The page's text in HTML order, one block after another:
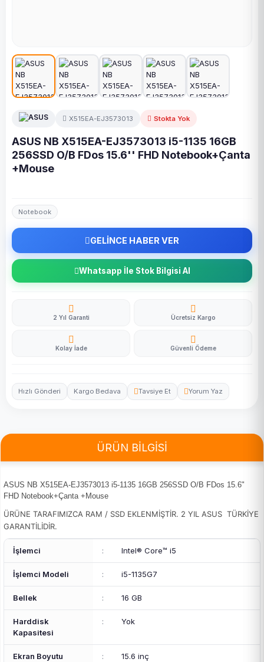
X515EA-EJ3573013 Stokta Yok
ASUS NB X515EA-EJ3573013 i5-1135 16GB
256SSD O/B FDos 15.6'' FHD Notebook+Çanta
+Mouse
Notebook
GELİNCE HABER VER
Whatsapp İle Stok Bilgisi Al
2 Yıl Garanti Ücretsiz Kargo
Kolay İade Güvenli Ödeme
Hızlı Gönderi Kargo Bedava Tavsiye Et Yorum Yaz
ÜRÜN BİLGİSİ
ASUS NB X515EA-EJ3573013 i5-1135 16GB 256SSD O/B FDos 15.6"
FHD Notebook+Çanta +Mouse
ÜRÜNE TARAFIMIZCA RAM / SSD EKLENMİŞTİR. 2 YIL ASUS TÜRKİYE
GARANTİLİDİR.
İşlemci : Intel® Core™ i5
İşlemci Modeli : i5-1135G7
Bellek : 16 GB
Harddisk
Kapasitesi
: Yok
Ekran Boyutu : 15.6 inç